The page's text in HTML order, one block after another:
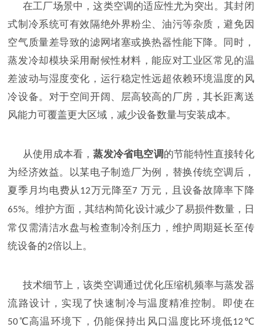
在工厂场景中，这类空调的适应性尤为突出。其封闭
式制冷系统可有效隔绝外界粉尘、油污等杂质，避免因
空气质量差导致的滤网堵塞或换热器性能下降。同时，
蒸发冷却模块采用耐候性材料，能应对工业区常见的温
差波动与湿度变化，运行稳定性远超依赖环境温度的风
冷设备。对于空间开阔、层高较高的厂房，其长距离送
风能力可覆盖更大区域，减少设备数量与安装成本。
从使用成本看，蒸发冷省电空调的节能特性直接转化
为经济效益。以某电子制造厂为例，替换传统空调后，
夏季月均电费从 12万元降至7 万元，且设备故障率下降
65%。维护方面，其结构简化设计减少了易损件数量，日
常仅需清洁水盘与检查制冷剂压力，维护周期延长至传
统设备的2倍以上。
技术细节上，该类空调通过优化压缩机频率与蒸发器
流路设计，实现了快速制冷与温度精准控制。即使在
50℃高温环境下，仍能保持出风口温度比环境低12 ℃